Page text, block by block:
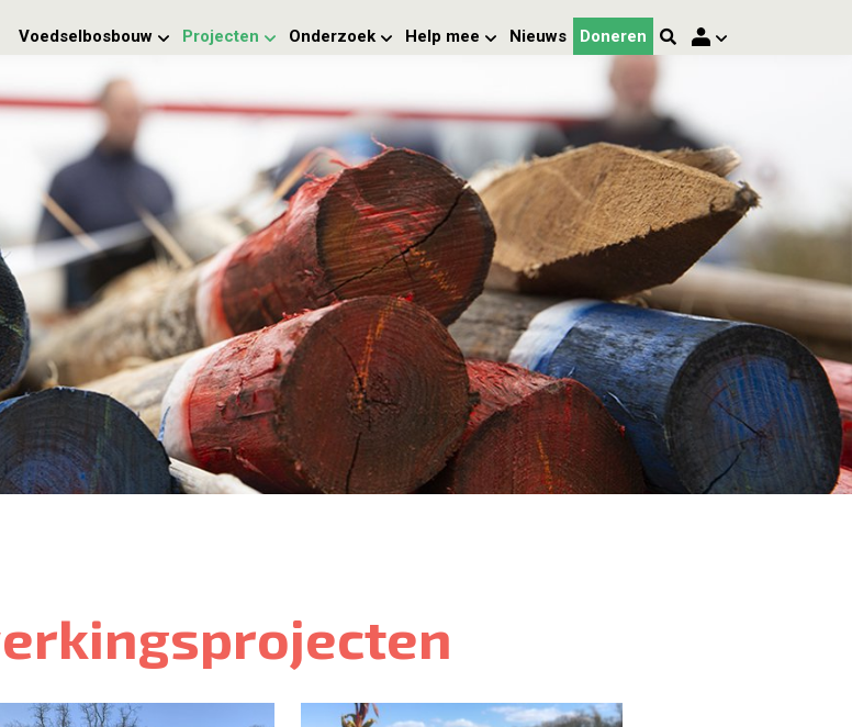
Voedselbosbouw Projecten Onderzoek Help mee Nieuws Doneren